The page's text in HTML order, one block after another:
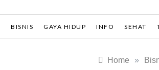
BISNIS GAYA HIDUP INFO SEHAT
Home »